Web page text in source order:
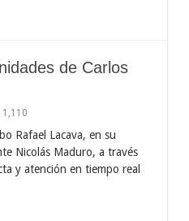
de Carlos
1,110
Rafael Lacava, en su
Nicolás Maduro, a través
y atención en tiempo real